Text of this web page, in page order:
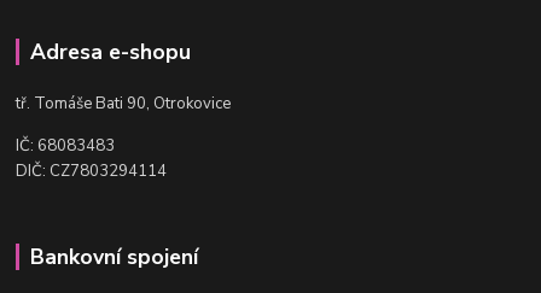
Adresa e-shopu
tř. Tomáše Bati 90, Otrokovice
IČ: 68083483
DIČ: CZ7803294114
Bankovní spojení